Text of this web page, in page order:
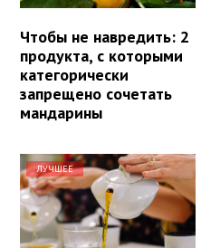
Чтобы не навредить: 2
продукта, с которыми
категорически
запрещено сочетать
мандарины
ЛУЧШЕЕ